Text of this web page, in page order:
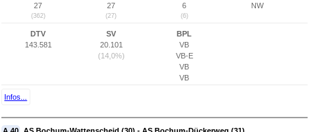
27
(362)
27
(27)
6
(6)
NW
DTV
143.581
SV
20.101
(14,0%)
BPL
VB
VB-E
VB
VB
Infos...